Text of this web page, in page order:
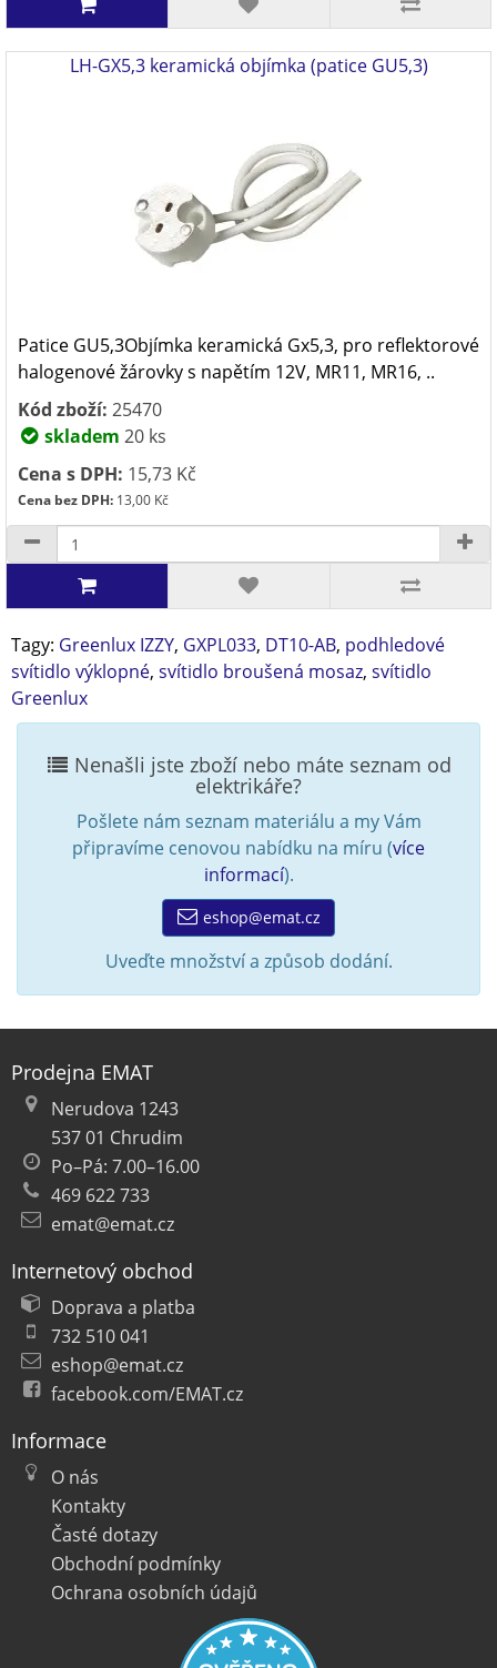
LH-GX5,3 keramická objímka (patice GU5,3)
Patice GU5,3Objímka keramická Gx5,3, pro reflektorové
halogenové žárovky s napětím 12V, MR11, MR16, ..
Kód zboží: 25470
skladem 20 ks
Cena s DPH: 15,73 Kč
Cena bez DPH: 13,00 Kč
Tagy: Greenlux IZZY, GXPL033, DT10-AB, podhledové
svítidlo výklopné, svítidlo broušená mosaz, svítidlo
Greenlux
Nenašli jste zboží nebo máte seznam od
elektrikáře?
Pošlete nám seznam materiálu a my Vám
připravíme cenovou nabídku na míru (více
informací).
eshop@emat.cz
Uveďte množství a způsob dodání.
Prodejna EMAT
Nerudova 1243
537 01 Chrudim
Po–Pá: 7.00–16.00
469 622 733
emat@emat.cz
Internetový obchod
Doprava a platba
732 510 041
eshop@emat.cz
facebook.com/EMAT.cz
Informace
O nás
Kontakty
Časté dotazy
Obchodní podmínky
Ochrana osobních údajů